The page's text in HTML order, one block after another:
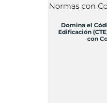
Domina el
Edificación
con